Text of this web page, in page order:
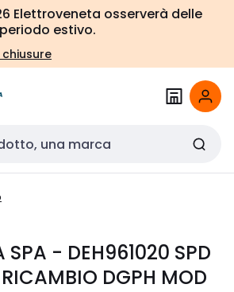
Elettroveneta osserverà delle
estivo.
SPA - DEH961020 SPD
DGPH MOD